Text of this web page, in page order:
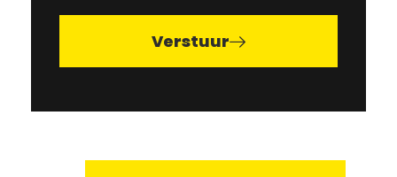
Verstuur